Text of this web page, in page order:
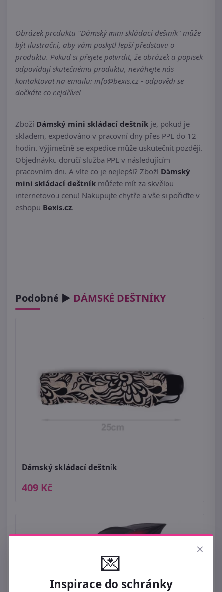
Obrázek produktu "Dámský mini skládací deštník" může
být ilustrační, aby vám poskytl lepší představu o
produktu. Pokud si přejete potvrdit, že obrázek a popisek
odpovídají skutečnému produktu, neváhejte nás
kontaktovat na emailu: info@bexis.cz - odpovědi se
dočkáte co nejdříve!
Zboží Dámský mini skládací deštník je, pokud je
skladem, expedováno v pracovní dny přes PPL do 12
hodin. Výjimečně se expedice může uskutečnit později.
Objednávku doručí služba PPL v následujícím
pracovním dni. A víte co je nejlepší? Zboží Dámský
mini skládací deštník můžete mít za skvělou
internetovou cenu! Nakupujte chytře a vše si pořiďte v
eshopu Bexis.cz.
Podobné ► DÁMSKÉ DEŠTNÍKY
Dámský skládací deštník
409 Kč
×
💌
Inspirace do schránky